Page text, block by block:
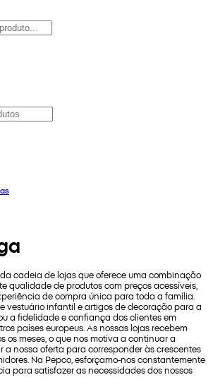
cadeia de lojas que oferece uma combinação
qualidade de produtos com preços acessíveis,
de compra única para toda a família.
vestuário infantil e artigos de decoração para a
a fidelidade e confiança dos clientes em
países europeus. As nossas lojas recebem
os meses, o que nos motiva a continuar a
a nossa oferta para corresponder às crescentes
Na Pepco, esforçamo-nos constantemente
para satisfazer as necessidades dos nossos